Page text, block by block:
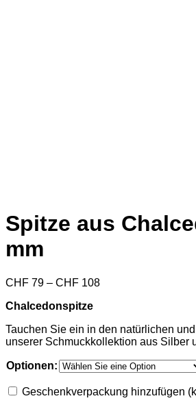
Spitze aus
mm
CHF 79 – CHF 108Preisspanne:
Chalcedonspitze
Tauchen Sie ein in den natürlichen
unserer Schmuckkollektion aus Silber
Optionen:
Geschenkverpackung hinzufügen